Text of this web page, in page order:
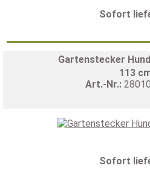
Sofort
Gartenstecker
113
Art.-Nr.:
Sofort